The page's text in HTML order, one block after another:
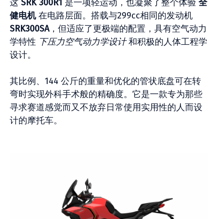
这 SRK 300R1 是一项轻运动，也凝聚了整个体验 全
健电机在电路层面。搭载与299cc相同的发动机
SRK300SA，但适应了更极端的配置，具有空气动力
学特性 下压力空气动力学设计和积极的人体工程学
设计。
其比例、144 公斤的重量和优化的管状底盘可在转
弯时实现外科手术般的精确度。它是一款专为那些
寻求赛道感觉而又不放弃日常使用实用性的人而设
计的摩托车。